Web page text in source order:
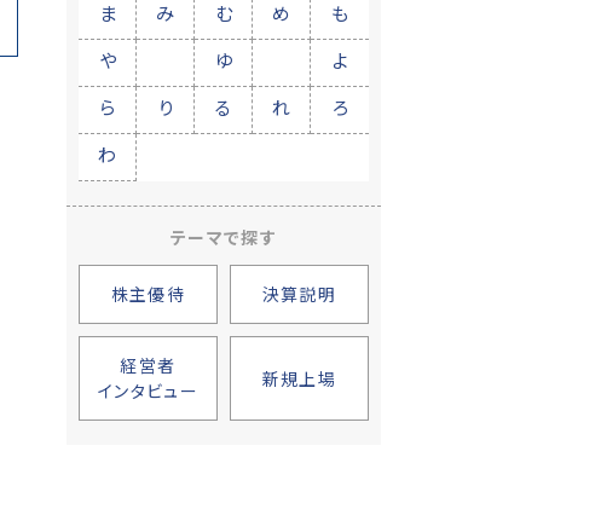
ま み む め も
や ゆ よ
ら り る れ ろ
わ
テーマで探す
株主優待 決算説明
経営者
インタビュー
新規上場